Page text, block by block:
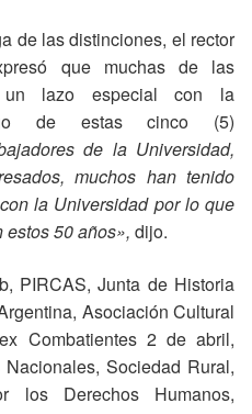
de las distinciones, el rector
que muchas de las
un lazo especial con la
de estas cinco (5)
de la Universidad,
muchos han tenido
la Universidad por lo que
50 años», dijo.
PIRCAS, Junta de Historia
Asociación Cultural
Combatientes 2 de abril,
Sociedad Rural,
los Derechos Humanos,